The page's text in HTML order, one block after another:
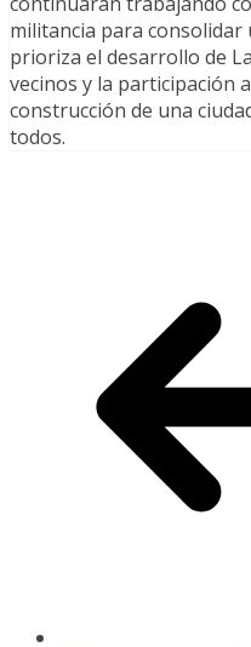
militancia para
prioriza el desarrollo de
vecinos y la participación
construcción de una
todos.